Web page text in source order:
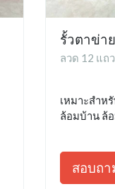
รั้วตาข่า
ลวด 12 แถ
เหมาะสำห
ล้อมบ้าน ล้
สอบถา